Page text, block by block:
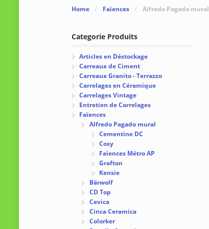
Home / Faïences / Alfredo Pagado mural
Categorie Produits
Articles en Déstockage
Carreaux de Ciment
Carreaux Granito - Terrazzo
Carrelages en Céramique
Carrelages Vintage
Entretien de Carrelages
Faïences
Alfredo Pagado mural
Cementine DC
Cosy
Faïences Métro AP
Grafton
Kensie
Bärwolf
CD Top
Cevica
Cinca Ceramica
Colorker